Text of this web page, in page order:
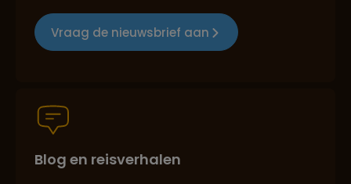
Groepsreizen mét indivuele vrijheid
Best beoordeelde reisroutes
Vraag de nieuwsbrief aan
Blog en reisverhalen